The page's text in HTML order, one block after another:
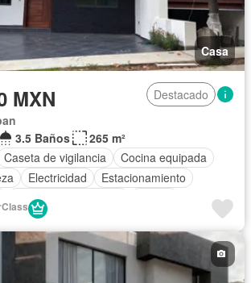
Casa
MXN
Destacado
3.5 Baños
265 m²
Caseta de vigilancia
Cocina equipada
Electricidad
Estacionamiento
Recámara con closet
por cable